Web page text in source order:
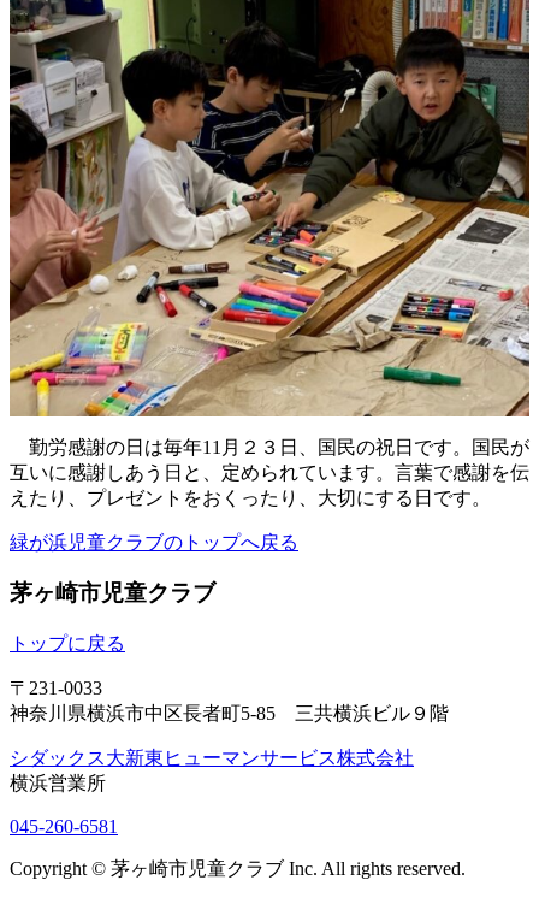
勤労感謝の日は毎年11月２３日、国民の祝日です。国民が
互いに感謝しあう日と、定められています。言葉で感謝を伝
えたり、プレゼントをおくったり、大切にする日です。
緑が浜児童クラブのトップへ戻る
茅ヶ崎市児童クラブ
トップに戻る
〒231-0033
神奈川県横浜市中区長者町5-85 三共横浜ビル９階
シダックス大新東ヒューマンサービス株式会社
横浜営業所
045-260-6581
Copyright © 茅ヶ崎市児童クラブ Inc. All rights reserved.